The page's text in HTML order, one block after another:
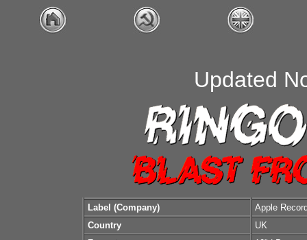
Updated
Label (Company)
Apple
Country
UK